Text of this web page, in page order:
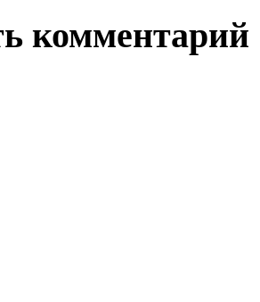
комментарий